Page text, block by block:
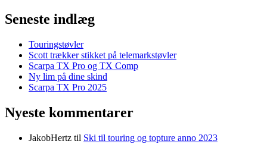
Seneste indlæg
Touringstøvler
Scott trækker stikket på telemarkstøvler
Scarpa TX Pro og TX Comp
Ny lim på dine skind
Scarpa TX Pro 2025
Nyeste kommentarer
JakobHertz til Ski til touring og topture anno 2023